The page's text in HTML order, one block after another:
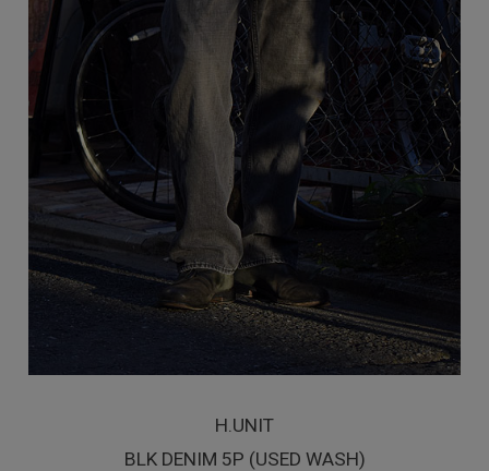
H.UNIT
BLK DENIM 5P (USED WASH)